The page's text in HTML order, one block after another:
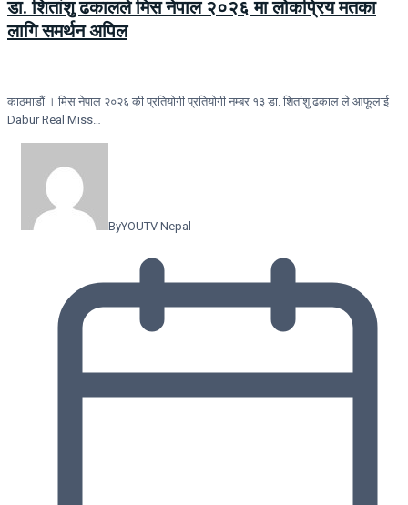
डा. शितांशु ढकालले मिस नेपाल २०२६ मा लोकप्रिय मतका
लागि समर्थन अपिल
काठमाडौं । मिस नेपाल २०२६ की प्रतियोगी प्रतियोगी नम्बर १३ डा. शितांशु ढकाल ले आफूलाई
Dabur Real Miss…
ByYOUTV Nepal